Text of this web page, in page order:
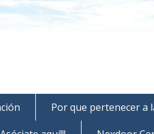
Por que pertenecer a